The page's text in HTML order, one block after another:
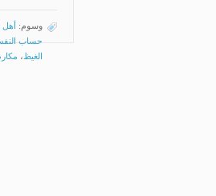
وسوم: أهل
حساب
الغيظ ،